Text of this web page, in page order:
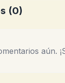
(0)
aún.